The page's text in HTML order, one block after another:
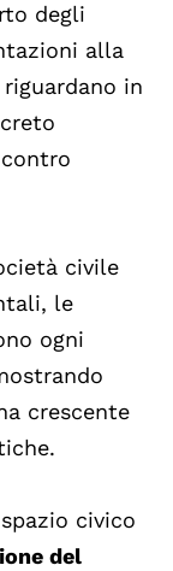
degli
alla
in
civile
le
ogni
crescente
civico
del